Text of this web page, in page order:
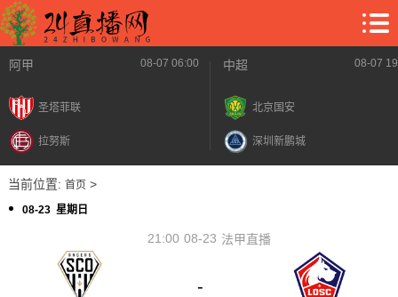
阿甲 08-07 06:00
圣塔菲联
拉努斯
中超 08-07
北京国安
深圳新鹏城
当前位置: 首页>
08-23 星期日
08-23
21:00 法甲直播
-